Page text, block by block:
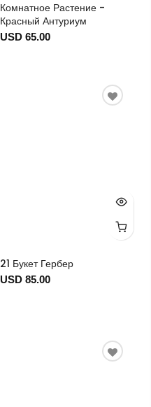
Комнатное Растение -
Красный Антуриум
USD 65.00
21 Букет Гербер
USD 85.00